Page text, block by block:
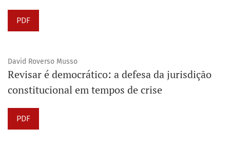
PDF
David Roverso Musso
Revisar é democrático: a defesa da jurisdição
constitucional em tempos de crise
PDF